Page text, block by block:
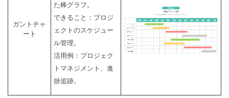
ガントチャ
ート
た棒グラフ。
できること：プロジ
ェクトのスケジュー
ル管理。
活用例：プロジェク
トマネジメント、進
捗追跡。